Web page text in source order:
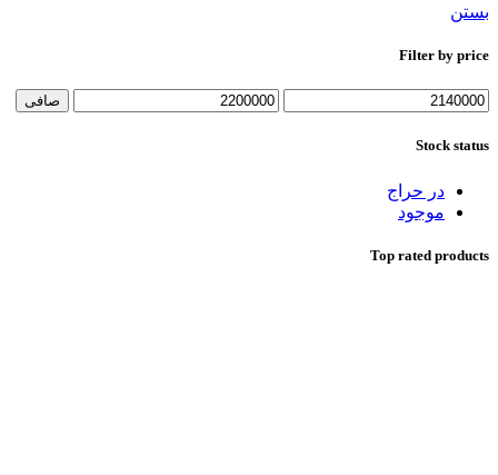
بستن
Filter by price
حداقل
حداكثر
صافی
Stock status
در حراج
موجود
Top rated products